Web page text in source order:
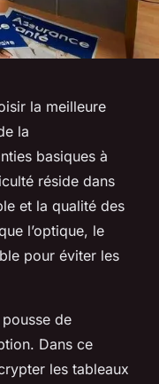
la meilleure
la
basiques à
réside dans
et la qualité des
l’optique, le
pour éviter les
de
Dans ce
les tableaux